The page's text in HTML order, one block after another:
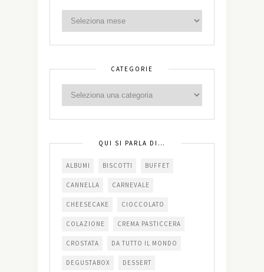
CATEGORIE
QUI SI PARLA DI…
ALBUMI BISCOTTI BUFFET
CANNELLA CARNEVALE
CHEESECAKE CIOCCOLATO
COLAZIONE CREMA PASTICCERA
CROSTATA DA TUTTO IL MONDO
DEGUSTABOX DESSERT